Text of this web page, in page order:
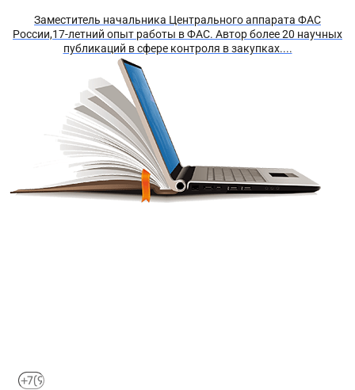
Заместитель начальника Центрального аппарата ФАС
России,17-летний опыт работы в ФАС. Автор более 20 научных
публикаций в сфере контроля в закупках....